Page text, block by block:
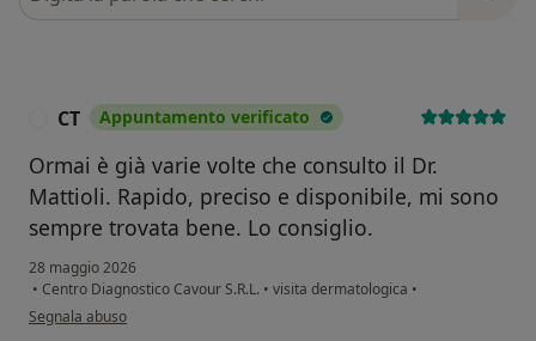
CT Appuntamento verificato
Ormai è già varie volte che consulto il Dr.
Mattioli. Rapido, preciso e disponibile, mi sono
sempre trovata bene. Lo consiglio.
28 maggio 2026
• Centro Diagnostico Cavour S.R.L. • visita dermatologica •
secondo l'opinione dell'utente CT
Segnala abuso